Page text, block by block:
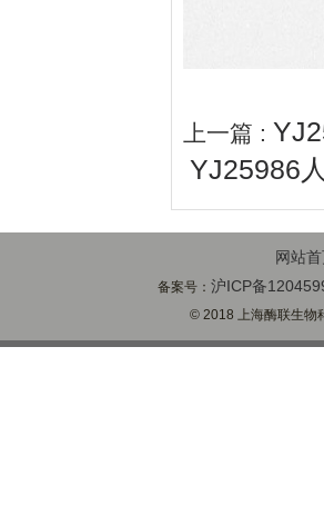
上一篇 :
YJ25986
网站
备案号：沪ICP备
© 2018 上海酶联生物